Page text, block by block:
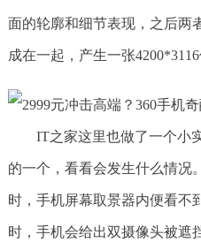
面的轮廓和细节表现，之后两
成在一起，产生一张
IT之家这里也做了一个小
的一个，看看会发生什么情况
时，手机屏幕取景器内便看不
时，手机会给出双摄像头被遮